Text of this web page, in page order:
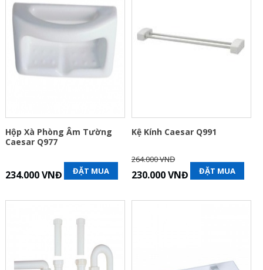
Hộp Xà Phòng Âm Tường
Caesar Q977
234.000 VNĐ ĐẶT MUA
Kệ Kính Caesar Q991
264.000 VNĐ
230.000 VNĐ ĐẶT MUA